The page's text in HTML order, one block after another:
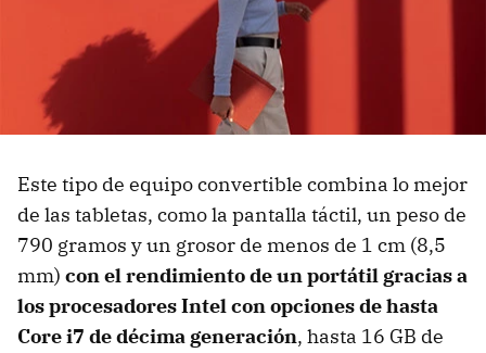
Este tipo de equipo convertible combina lo mejor
de las tabletas, como la pantalla táctil, un peso de
790 gramos y un grosor de menos de 1 cm (8,5
mm) con el rendimiento de un portátil gracias a
los procesadores Intel con opciones de hasta
Core i7 de décima generación, hasta 16 GB de